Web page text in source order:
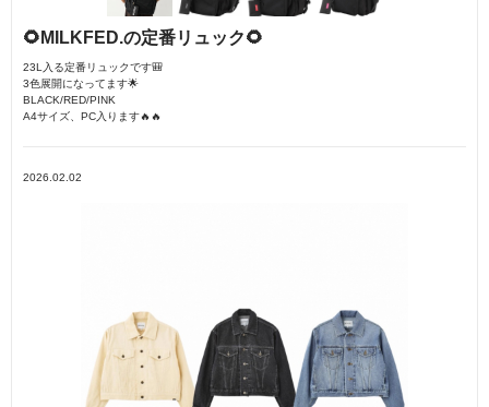
🌻MILKFED.の定番リュック🌻
23L入る定番リュックです🎒
3色展開になってます🌟
BLACK/RED/PINK
A4サイズ、PC入ります🔥🔥
2026.02.02